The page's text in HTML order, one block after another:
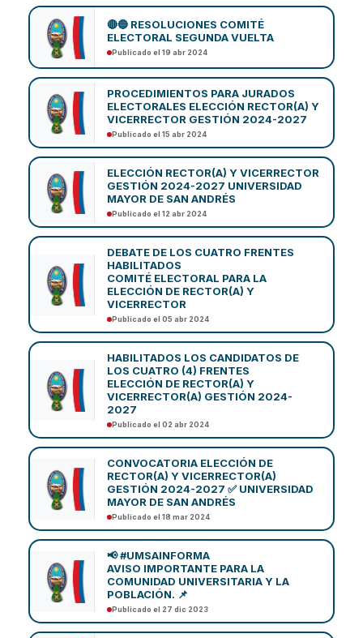
🔴🔵 RESOLUCIONES COMITÉ
ELECTORAL SEGUNDA VUELTA
Publicado el 19 abr 2024
PROCEDIMIENTOS PARA JURADOS
ELECTORALES ELECCIÓN RECTOR(A) Y
VICERRECTOR GESTIÓN 2024-2027
Publicado el 15 abr 2024
ELECCIÓN RECTOR(A) Y VICERRECTOR
GESTIÓN 2024-2027 UNIVERSIDAD
MAYOR DE SAN ANDRÉS
Publicado el 12 abr 2024
DEBATE DE LOS CUATRO FRENTES
HABILITADOS
COMITÉ ELECTORAL PARA LA
ELECCIÓN DE RECTOR(A) Y
VICERRECTOR
Publicado el 05 abr 2024
HABILITADOS LOS CANDIDATOS DE
LOS CUATRO (4) FRENTES
ELECCIÓN DE RECTOR(A) Y
VICERRECTOR(A) GESTIÓN 2024-
2027
Publicado el 02 abr 2024
CONVOCATORIA ELECCIÓN DE
RECTOR(A) Y VICERRECTOR(A)
GESTIÓN 2024-2027 ✅ UNIVERSIDAD
MAYOR DE SAN ANDRÉS
Publicado el 18 mar 2024
📢 #UMSAINFORMA
AVISO IMPORTANTE PARA LA
COMUNIDAD UNIVERSITARIA Y LA
POBLACIÓN. 📌
Publicado el 27 dic 2023